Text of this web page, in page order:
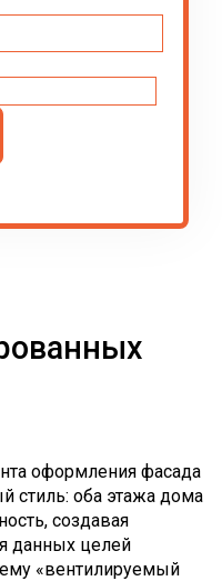
оформления фасада
стиль: оба этажа дома
создавая
данных целей
«вентилируемый